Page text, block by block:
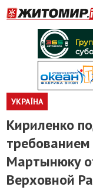
УКРАЇНА
Кириленко
Мартынюку
Верховной